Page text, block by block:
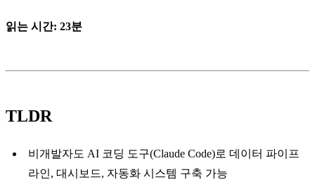
읽는 시간: 23분
TLDR
비개발자도 AI 코딩 도구(Claude Code)로 데이터 파이프
라인, 대시보드, 자동화 시스템 구축 가능